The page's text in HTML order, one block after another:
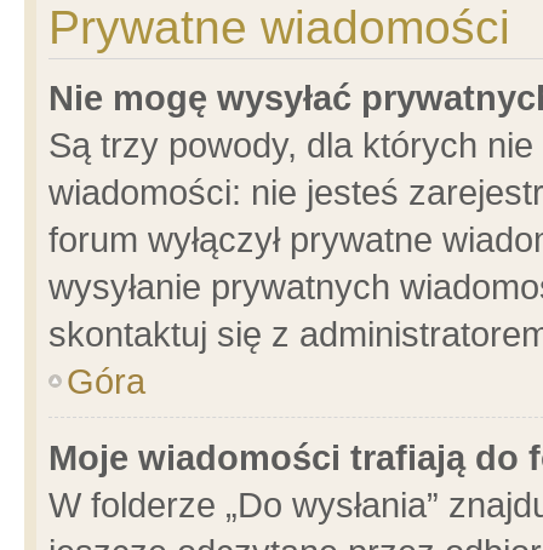
Prywatne wiadomości
Nie mogę wysyłać
Są trzy powody, dla których
wiadomości: nie jesteś
forum wyłączył prywatne
wysyłanie prywatnych
skontaktuj się z
Góra
Moje wiadomości trafiają do
W folderze „Do wysłania”